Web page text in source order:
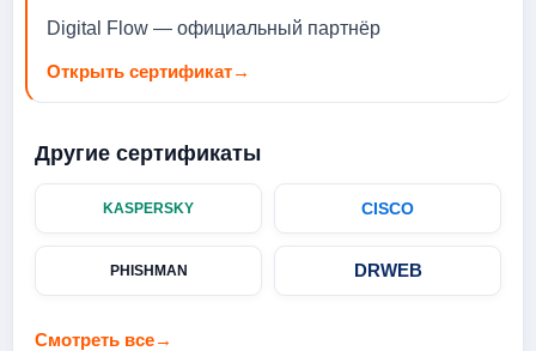
Digital Flow — официальный партнёр
Открыть сертификат→
Другие сертификаты
KASPERSKY CISCO
PHISHMAN DRWEB
Смотреть все→